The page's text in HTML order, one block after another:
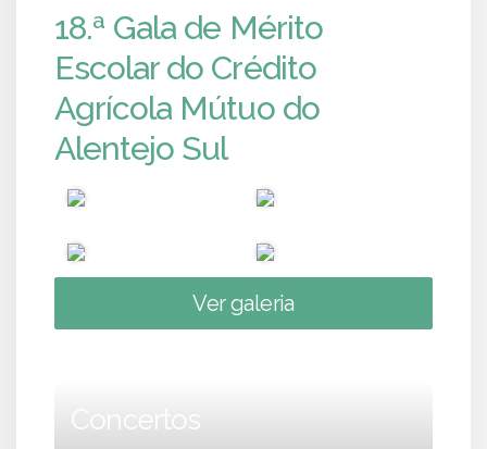
18.ª Gala de Mérito
Escolar do Crédito
Agrícola Mútuo do
Alentejo Sul
Ver galeria
Concertos